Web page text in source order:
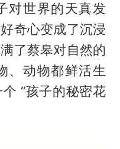
对世界的天真发
奇心变成了沉浸
了蔡皋对自然的
、动物都鲜活生
“孩子的秘密花